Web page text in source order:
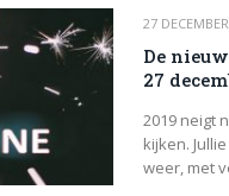
27
De
27
2019 neigt
kijken.
weer, met